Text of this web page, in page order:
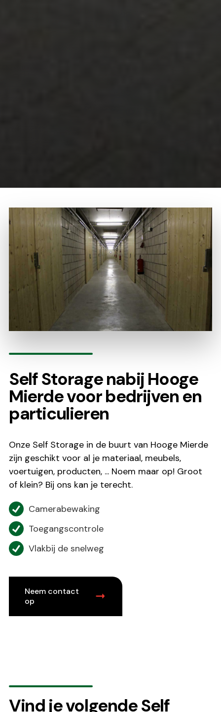
Self Storage nabij Hooge
Mierde voor bedrijven en
particulieren
Onze Self Storage in de buurt van Hooge Mierde
zijn geschikt voor al je materiaal, meubels,
voertuigen, producten, ... Noem maar op! Groot
of klein? Bij ons kan je terecht.
Camerabewaking
Toegangscontrole
Vlakbij de snelweg
Neem contact
op
Vind je volgende Self